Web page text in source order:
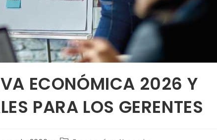
ECONÓMICA 2026 Y
PARA LOS GERENTES